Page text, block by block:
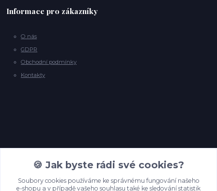
Informace pro zákazníky
O nás
GDPR
Obchodní podmínky
Kontakty
🍪 Jak byste rádi své cookies?
Soubory cookies používáme ke správnému fungování našeho
e-shopu a v případě vašeho souhlasu také ke sledování statistik